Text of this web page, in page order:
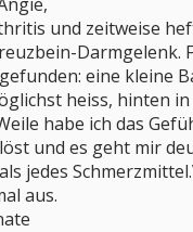
und zeitweise
Darmgelenk.
eine kleine
heiss, hinten in
habe ich das
und es geht mir
jedes
aus.